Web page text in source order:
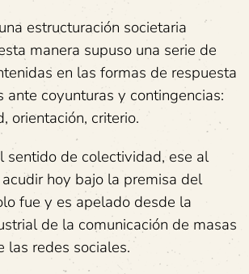
estructuración societaria
manera supuso una serie de
en las formas de respuesta
ante coyunturas y contingencias:
orientación, criterio.
sentido de colectividad, ese al
hoy bajo la premisa del
fue y es apelado desde la
de la comunicación de masas
las redes sociales.